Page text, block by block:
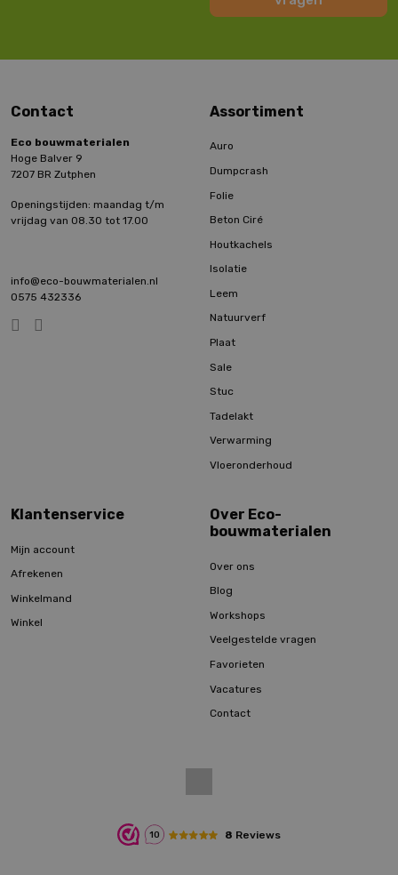
Contact
Eco bouwmaterialen
Hoge Balver 9
7207 BR Zutphen
Openingstijden: maandag t/m
vrijdag van 08.30 tot 17.00
info@eco-bouwmaterialen.nl
0575 432336
Assortiment
Auro
Dumpcrash
Folie
Beton Ciré
Houtkachels
Isolatie
Leem
Natuurverf
Plaat
Sale
Stuc
Tadelakt
Verwarming
Vloeronderhoud
Klantenservice
Mijn account
Afrekenen
Winkelmand
Winkel
Over Eco-
bouwmaterialen
Over ons
Blog
Workshops
Veelgestelde vragen
Favorieten
Vacatures
Contact
10 8 Reviews